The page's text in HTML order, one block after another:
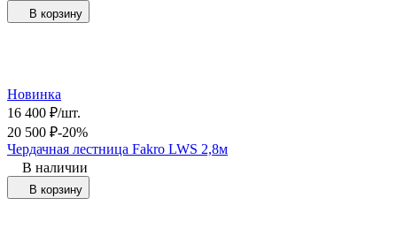
В корзину
Новинка
16 400 ₽/шт.
20 500 ₽-20%
Чердачная лестница Fakro LWS 2,8м
В наличии
В корзину